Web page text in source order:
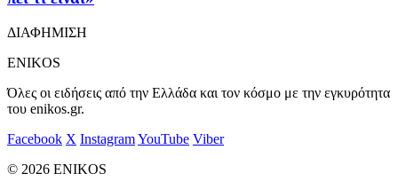
ΔΙΑΦΗΜΙΣΗ
ENIKOS
Όλες οι ειδήσεις από την Ελλάδα και τον κόσμο με την εγκυρότητα
του enikos.gr.
Facebook X InstagramYouTube Viber
© 2026 ENIKOS